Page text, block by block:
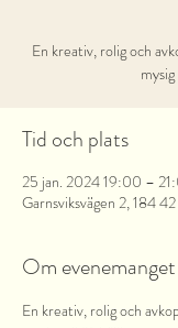
En kreativ, rolig och
Tid och plats
25 jan. 2024 19:00 –
Garnsviksvägen 2, 184
Om evenemanget
En kreativ, rolig och